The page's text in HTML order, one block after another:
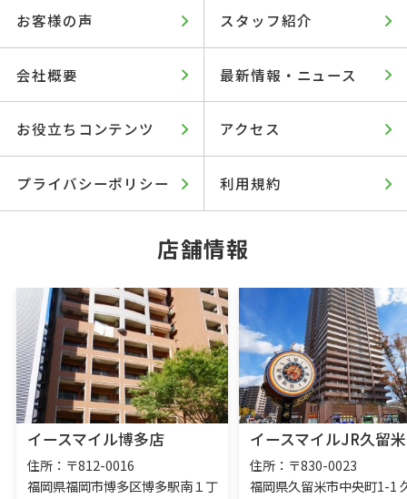
お客様の声 スタッフ紹介
会社概要 最新情報・ニュース
お役立ちコンテンツ アクセス
プライバシーポリシー 利用規約
店舗情報
イースマイル博多店
住所：〒812-0016
福岡県福岡市博多区博多駅南１丁
イースマイルJR久留
住所：〒830-0023
福岡県久留米市中央町1-1